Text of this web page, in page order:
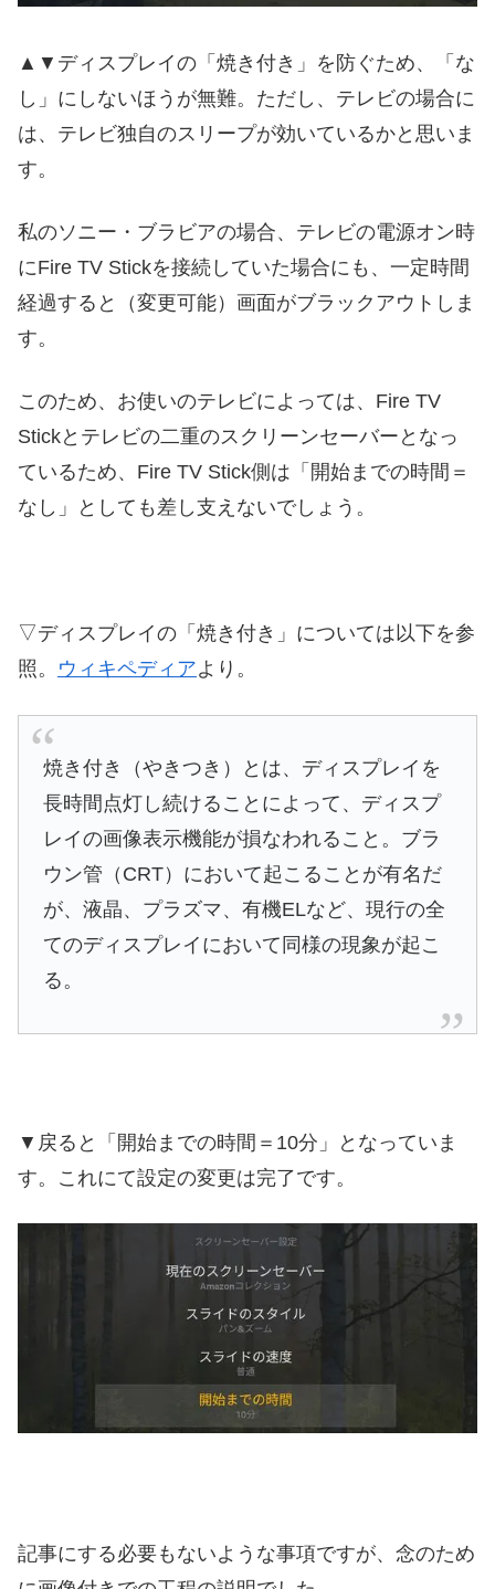
▲▼ディスプレイの「焼き付き」を防ぐため、「な
し」にしないほうが無難。ただし、テレビの場合に
は、テレビ独自のスリープが効いているかと思いま
す。
私のソニー・ブラビアの場合、テレビの電源オン時
にFire TV Stickを接続していた場合にも、一定時間
経過すると（変更可能）画面がブラックアウトしま
す。
このため、お使いのテレビによっては、Fire TV
Stickとテレビの二重のスクリーンセーバーとなっ
ているため、Fire TV Stick側は「開始までの時間＝
なし」としても差し支えないでしょう。
▽ディスプレイの「焼き付き」については以下を参
照。 ウィキペディアより。
焼き付き（やきつき）とは、ディスプレイを
長時間点灯し続けることによって、ディスプ
レイの画像表示機能が損なわれること。ブラ
ウン管（CRT）において起こることが有名だ
が、液晶、プラズマ、有機ELなど、現行の全
てのディスプレイにおいて同様の現象が起こ
る。
▼戻ると「開始までの時間＝10分」となっていま
す。これにて設定の変更は完了です。
記事にする必要もないような事項ですが、念のため